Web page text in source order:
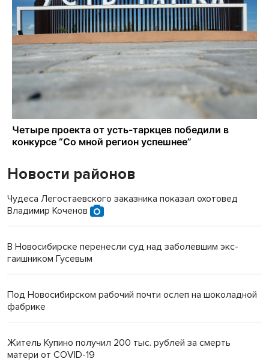
Новости районов
Чудеса Легостаевского заказника показал охотовед
Владимир Коченов
В Новосибирске перенесли суд над заболевшим экс-
гаишником Гусевым
Под Новосибирском рабочий почти ослеп на шоколадной
фабрике
Житель Купино получил 200 тыс. рублей за смерть
матери от COVID-19